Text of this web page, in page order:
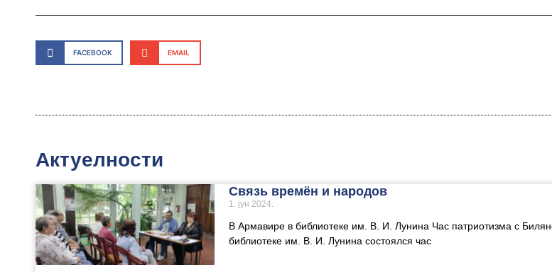
FACEBOOK EMAIL
Актуелности
Связь времён и народов
1. јун 2024.
В Армавире в библиотеке им. В. И. Лунина Час патриотизма с
библиотеке им. В. И. Лунина состоялся час